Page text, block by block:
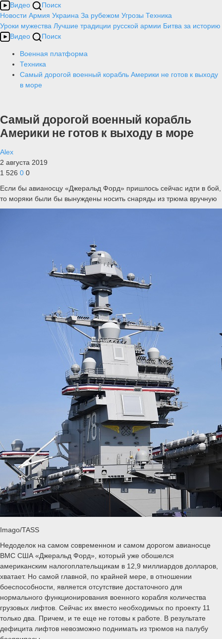
Видео
Поиск
Новости Армия Украина За рубежом Угрозы Техника
Уроки мужества Лучшие традиции русской армии Битва за историю
Видео
Поиск
Военная платформа
Техника
Самый дорогой военный корабль Америки не готов к выходу
в море
Самый дорогой военный корабль
Америки не готов к выходу в море
Alex
2 августа 2019
1 526 0 0
Если бы авианосцу «Джеральд Форд» пришлось сейчас идти в бой,
то моряки были бы вынуждены носить снаряды из трюма вручную
Imago/TASS
Недоделок на самом современном и самом дорогом авианосце
ВМС США «Джеральд Форд», который уже обошелся
американским налогоплательщикам в 12,9 миллиардов долларов,
хватает. Но самой главной, по крайней мере, в отношении
боеспособности, является отсутствие достаточного для
нормального функционирования военного корабля количества
грузовых лифтов. Сейчас их вместо необходимых по проекту 11
только два. Причем, и те еще не готовы к работе. В результате
дефицита лифтов невозможно поднимать из трюмов на палубу